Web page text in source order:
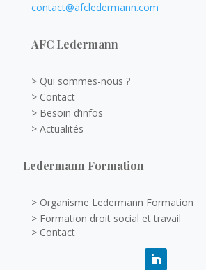
contact@afcledermann.com
AFC Ledermann
> Qui sommes-nous ?
> Contact
> Besoin d’infos
> Actualités
Ledermann Formation
> Organisme Ledermann Formation
> Formation droit social et travail
> Contact